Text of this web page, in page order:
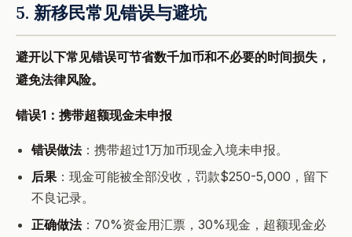
5. 新移民常见错误与避坑
避开以下常见错误可节省数千加币和不必要的时间损失，
避免法律风险。
错误1：携带超额现金未申报
错误做法：携带超过1万加币现金入境未申报。
后果 ：现金可能被全部没收，罚款$250-5,000，留下
不良记录。
正确做法：70%资金用汇票，30%现金，超额现金必